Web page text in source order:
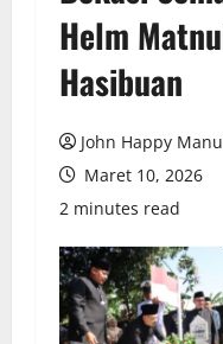
Helm
Hasibuan
John Happy
Maret 10, 2026
2 minutes read